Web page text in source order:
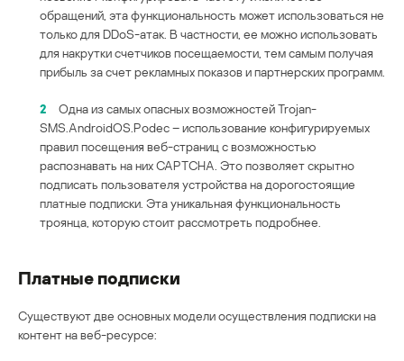
обращений, эта функциональность может использоваться не
только для DDoS-атак. В частности, ее можно использовать
для накрутки счетчиков посещаемости, тем самым получая
прибыль за счет рекламных показов и партнерских программ.
2
Одна из самых опасных возможностей Trojan-
SMS.AndroidOS.Podec – использование конфигурируемых
правил посещения веб-страниц с возможностью
распознавать на них CAPTCHA. Это позволяет скрытно
подписать пользователя устройства на дорогостоящие
платные подписки. Эта уникальная функциональность
троянца, которую стоит рассмотреть подробнее.
Платные подписки
Существуют две основных модели осуществления подписки на
контент на веб-ресурсе: